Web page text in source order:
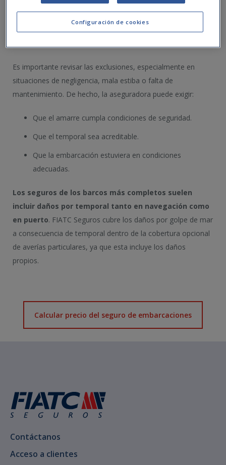
Seguro ampliado: puede incluir daños meteorológicos.
Seguro barco a todo riesgo: ofrece la protección más
Es importante revisar las exclusiones, especialmente en
situaciones de negligencia, mala estiba o falta de
mantenimiento. De hecho, la aseguradora puede exigir:
Que el amarre cumpla condiciones de seguridad.
Que el temporal sea acreditable.
Que la embarcación estuviera en condiciones
adecuadas.
Los seguros de los barcos más completos suelen
incluir daños por temporal tanto en navegación como
en puerto. FIATC Seguros cubre los daños por golpe de mar
a consecuencia de temporal dentro de la cobertura opcional
de averías particulares, ya que esta incluye los daños
propios.
Calcular precio del seguro de embarcaciones
Contáctanos
Acceso a clientes
Configuración de cookies